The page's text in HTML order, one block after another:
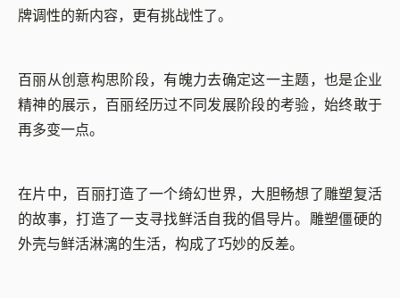
牌调性的新内容，更有挑战性了。
百丽从创意构思阶段，有魄力去确定这一主题，也是企业
精神的展示，百丽经历过不同发展阶段的考验，始终敢于
再多变一点。
在片中，百丽打造了一个绮幻世界，大胆畅想了雕塑复活
的故事，打造了一支寻找鲜活自我的倡导片。雕塑僵硬的
外壳与鲜活淋漓的生活，构成了巧妙的反差。